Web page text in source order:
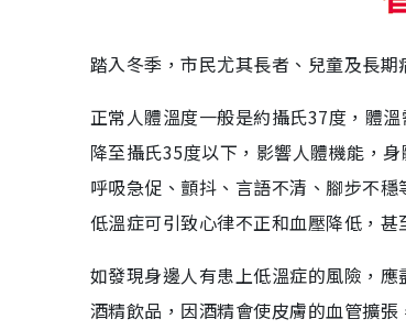
踏入冬季，市民尤其長者、兒童及長
正常人體溫度一般是約攝氏37度，體
降至攝氏35度以下，影響人體機能，
呼吸急促、顫抖、言語不清、腳步不
低溫症可引致心律不正和血壓降低，甚
如發現身邊人有患上低溫症的風險，
酒精飲品，因酒精會使皮膚的血管擴